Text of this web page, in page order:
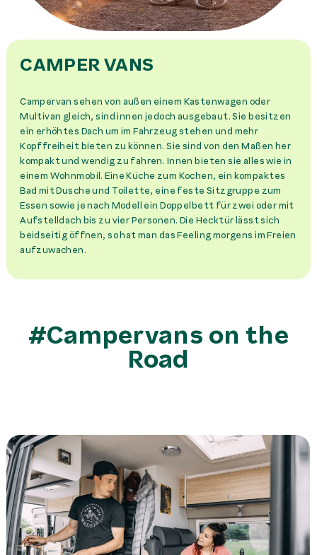
CAMPER VANS
Campervan sehen von außen einem Kastenwagen oder
Multivan gleich, sind innen jedoch ausgebaut. Sie besitzen
ein erhöhtes Dach um im Fahrzeug stehen und mehr
Kopffreiheit bieten zu können. Sie sind von den Maßen her
kompakt und wendig zu fahren. Innen bieten sie alles wie in
einem Wohnmobil. Eine Küche zum Kochen, ein kompaktes
Bad mit Dusche und Toilette, eine feste Sitzgruppe zum
Essen sowie je nach Modell ein Doppelbett für zwei oder mit
Aufstelldach bis zu vier Personen. Die Hecktür lässt sich
beidseitig öffnen, so hat man das Feeling morgens im Freien
aufzuwachen.
#Campervans on the
Road